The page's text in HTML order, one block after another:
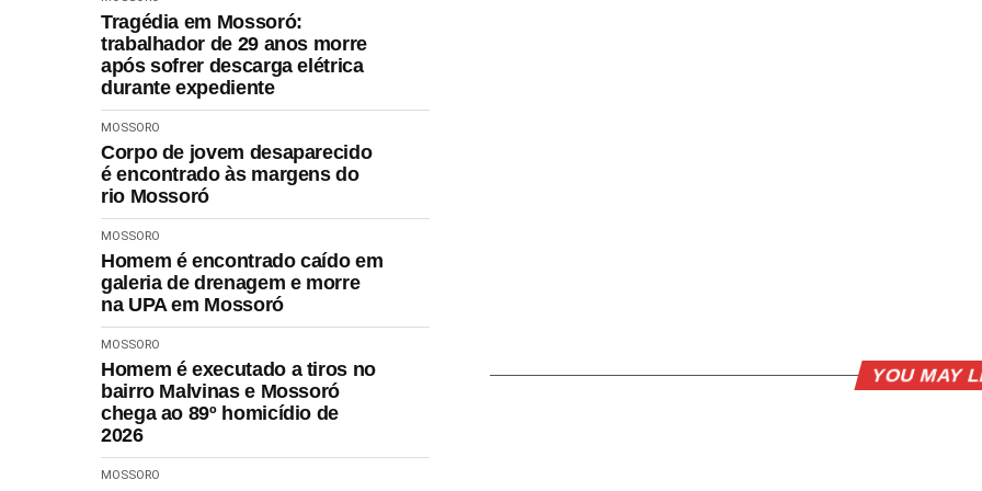
Tragédia em Mossoró:
trabalhador de 29 anos morre
após sofrer descarga elétrica
durante expediente
MOSSORO
Corpo de jovem desaparecido
é encontrado às margens do
rio Mossoró
MOSSORO
Homem é encontrado caído em
galeria de drenagem e morre
na UPA em Mossoró
MOSSORO
Homem é executado a tiros no
bairro Malvinas e Mossoró
chega ao 89º homicídio de
2026
MOSSORO
YOU MAY